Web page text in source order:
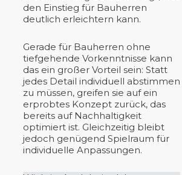
den Einstieg für Bauherren
deutlich erleichtern kann.
Gerade für Bauherren ohne
tiefgehende Vorkenntnisse kann
das ein großer Vorteil sein: Statt
jedes Detail individuell abstimmen
zu müssen, greifen sie auf ein
erprobtes Konzept zurück, das
bereits auf Nachhaltigkeit
optimiert ist. Gleichzeitig bleibt
jedoch genügend Spielraum für
individuelle Anpassungen.